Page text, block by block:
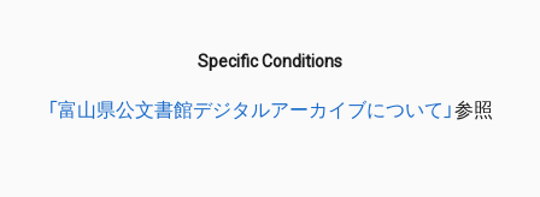
Specific Conditions
「富山県公文書館デジタルアーカイブについて」参照